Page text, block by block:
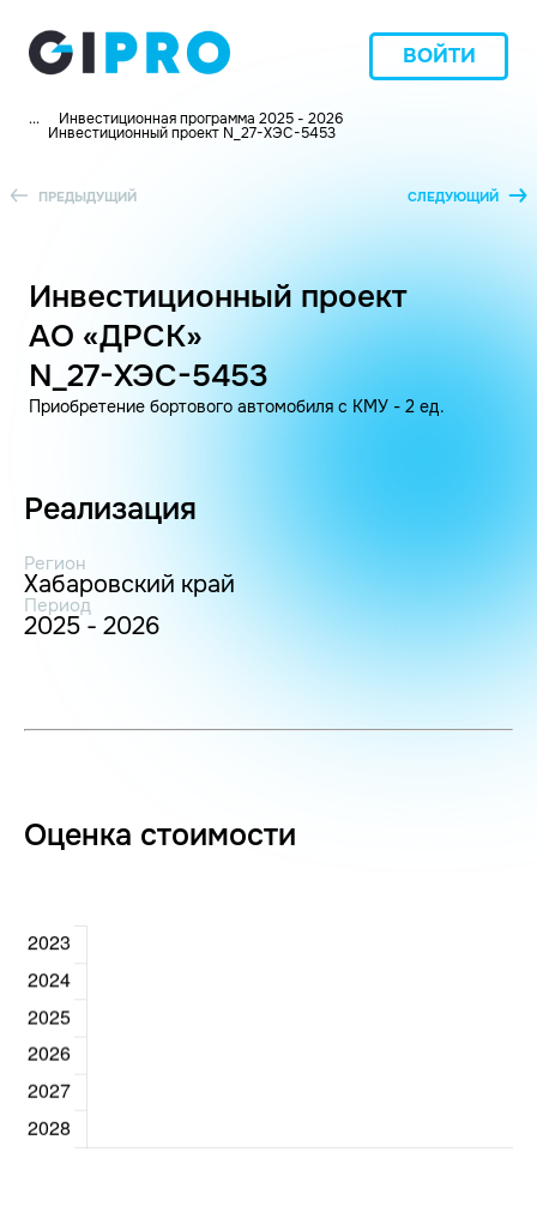
ВОЙТИ
... Инвестиционная программа 2025 - 2026
Инвестиционный проект N_27-ХЭС-5453
ПРЕДЫДУЩИЙ СЛЕДУЮЩИЙ
Инвестиционный проект
АО «ДРСК»
N_27-ХЭС-5453
Приобретение бортового автомобиля с КМУ - 2 ед.
Реализация
Регион
Хабаровский край
Период
2025 - 2026
Оценка стоимости